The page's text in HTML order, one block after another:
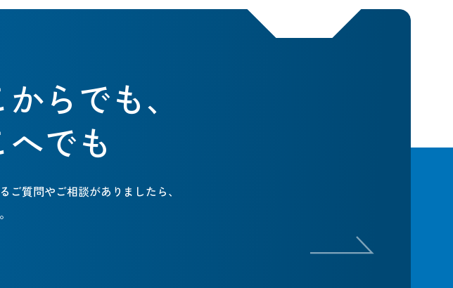
らでも、
でも
ご質問やご相談がありましたら、